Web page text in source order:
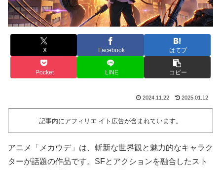
X Facebook はてブ
Pocket LINE コピー
2024.11.22 2025.01.12
記事内にアフィリエ イト広告が含まれています。
アニメ「メカウデ」は、斬新な世界観と魅力的なキャラク
ターが話題の作品です。SFとアクションを融合したスト